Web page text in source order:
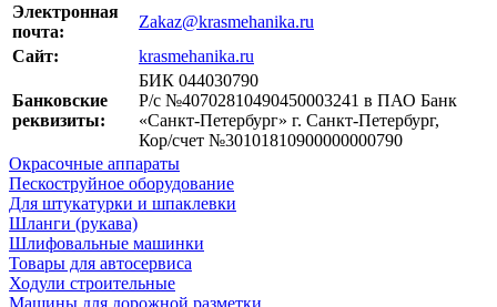
Электронная
почта:
Zakaz@krasmehanika.ru
Сайт:
krasmehanika.ru
Банковские
реквизиты:
БИК 044030790
Р/с №40702810490450003241 в ПАО Банк
«Санкт-Петербург» г. Санкт-Петербург,
Кор/счет №30101810900000000790
Окрасочные аппараты
Пескоструйное оборудование
Для штукатурки и шпаклевки
Шланги (рукава)
Шлифовальные машинки
Товары для автосервиса
Ходули строительные
Машины для дорожной разметки